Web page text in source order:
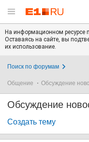
На информационном ресурсе
Оставаясь на сайте, вы
их использование.
Поиск по форумам
Общение Обсуждение
Обсуждение
Создать тему